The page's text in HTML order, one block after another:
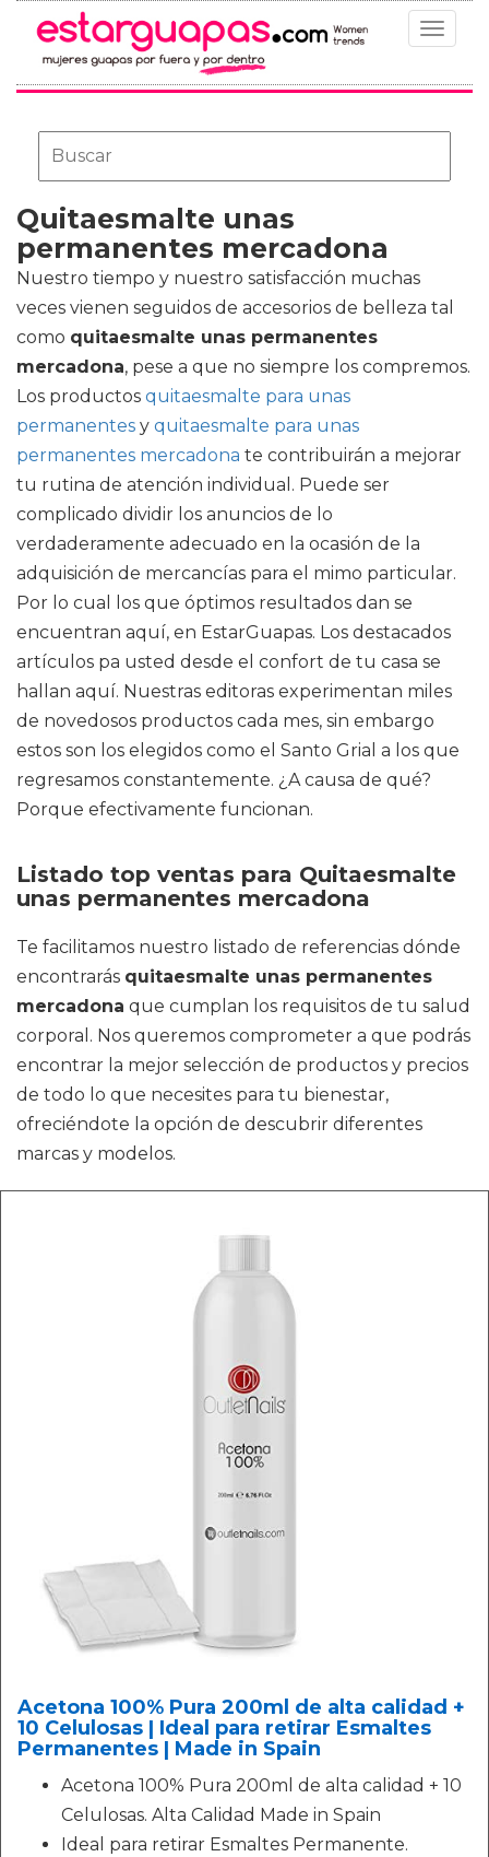
Toggle
Quitaesmalte unas
permanentes mercadona
Nuestro tiempo y nuestro satisfacción muchas
veces vienen seguidos de accesorios de belleza tal
como quitaesmalte unas permanentes
mercadona, pese a que no siempre los compremos.
Los productos quitaesmalte para unas
permanentes y quitaesmalte para unas
permanentes mercadona te contribuirán a mejorar
tu rutina de atención individual. Puede ser
complicado dividir los anuncios de lo
verdaderamente adecuado en la ocasión de la
adquisición de mercancías para el mimo particular.
Por lo cual los que óptimos resultados dan se
encuentran aquí, en EstarGuapas. Los destacados
artículos pa usted desde el confort de tu casa se
hallan aquí. Nuestras editoras experimentan miles
de novedosos productos cada mes, sin embargo
estos son los elegidos como el Santo Grial a los que
regresamos constantemente. ¿A causa de qué?
Porque efectivamente funcionan.
Listado top ventas para Quitaesmalte
unas permanentes mercadona
Te facilitamos nuestro listado de referencias dónde
encontrarás quitaesmalte unas permanentes
mercadona que cumplan los requisitos de tu salud
corporal. Nos queremos comprometer a que podrás
encontrar la mejor selección de productos y precios
de todo lo que necesites para tu bienestar,
ofreciéndote la opción de descubrir diferentes
marcas y modelos.
Acetona 100% Pura 200ml de alta calidad +
10 Celulosas | Ideal para retirar Esmaltes
Permanentes | Made in Spain
Acetona 100% Pura 200ml de alta calidad + 10
Celulosas. Alta Calidad Made in Spain
Ideal para retirar Esmaltes Permanente.